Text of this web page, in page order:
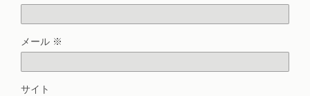
メール ※
サイト